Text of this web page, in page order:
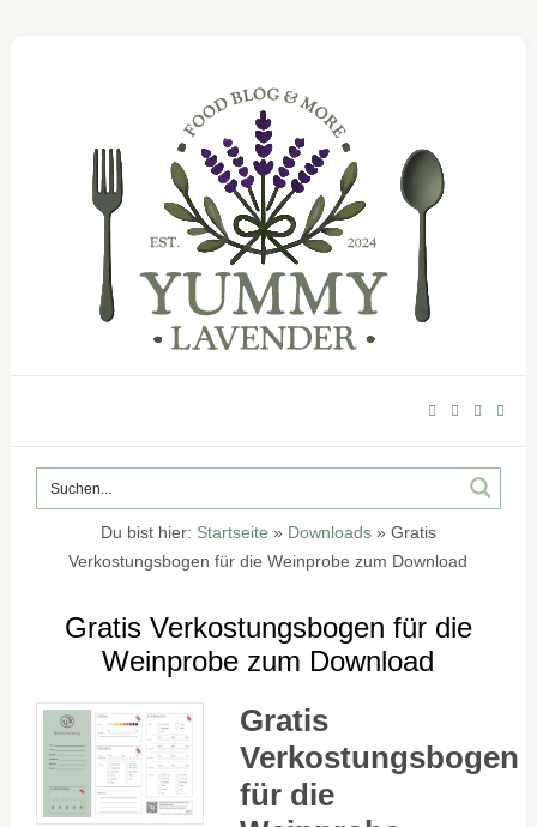
Du bist hier: Startseite » Downloads» Gratis
Verkostungsbogen für die Weinprobe zum Download
Gratis Verkostungsbogen für die
Weinprobe zum Download
Gratis
Verkostungsbogen
für die